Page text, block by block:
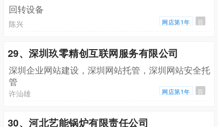
回转设备
陈兴 网店第1年 百
29、深圳玖零精创互联网服务有限公司
深圳企业网站建设，深圳网站托管，深圳网站安全托
管
许汕雄 网店第1年 百
30、河北艺能锅炉有限责任公司